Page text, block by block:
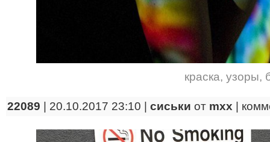
краска, узоры,
22089 | 20.10.2017 23:10 | сиськи от mxx